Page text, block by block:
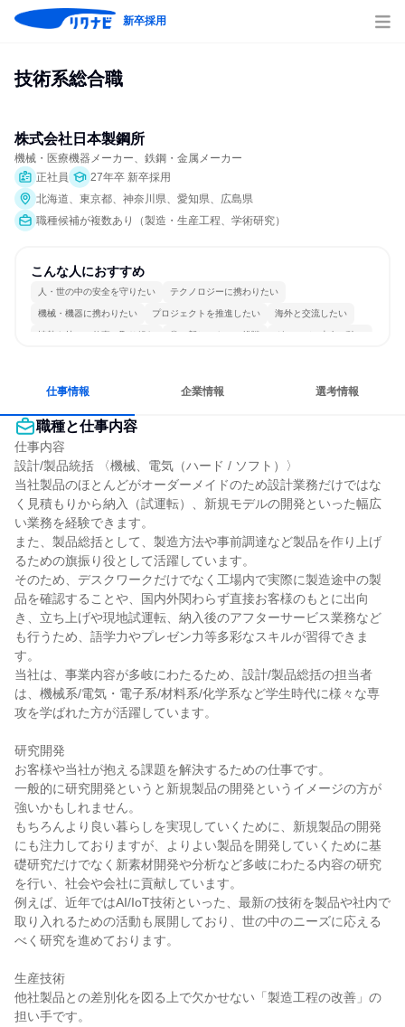
新卒採用
技術系総合職
株式会社日本製鋼所
機械・医療機器メーカー、鉄鋼・金属メーカー
正社員
27年卒 新卒採用
北海道、東京都、神奈川県、愛知県、広島県
職種候補が複数あり（製造・生産工程、学術研究）
こんな人におすすめ
人・世の中の安全を守りたい テクノロジーに携わりたい
機械・機器に携わりたい プロジェクトを推進したい 海外と交流したい
情熱を持って仕事に取り組む 常に新しいものに挑戦 グローバル志向が強い
仕事情報 企業情報 選考情報
職種と仕事内容
仕事内容
設計/製品統括 〈機械、電気（ハード / ソフト）〉
当社製品のほとんどがオーダーメイドのため設計業務だけではな
く見積もりから納入（試運転）、新規モデルの開発といった幅広
い業務を経験できます。
また、製品総括として、製造方法や事前調達など製品を作り上げ
るための旗振り役として活躍しています。
そのため、デスクワークだけでなく工場内で実際に製造途中の製
品を確認することや、国内外関わらず直接お客様のもとに出向
き、立ち上げや現地試運転、納入後のアフターサービス業務など
も行うため、語学力やプレゼン力等多彩なスキルが習得できま
す。
当社は、事業内容が多岐にわたるため、設計/製品総括の担当者
は、機械系/電気・電子系/材料系/化学系など学生時代に様々な専
攻を学ばれた方が活躍しています。
研究開発
お客様や当社が抱える課題を解決するための仕事です。
一般的に研究開発というと新規製品の開発というイメージの方が
強いかもしれません。
もちろんより良い暮らしを実現していくために、新規製品の開発
にも注力しておりますが、よりよい製品を開発していくために基
礎研究だけでなく新素材開発や分析など多岐にわたる内容の研究
を行い、社会や会社に貢献しています。
例えば、近年ではAI/IoT技術といった、最新の技術を製品や社内で
取り入れるための活動も展開しており、世の中のニーズに応える
べく研究を進めております。
生産技術
他社製品との差別化を図る上で欠かせない「製造工程の改善」の
担い手です。